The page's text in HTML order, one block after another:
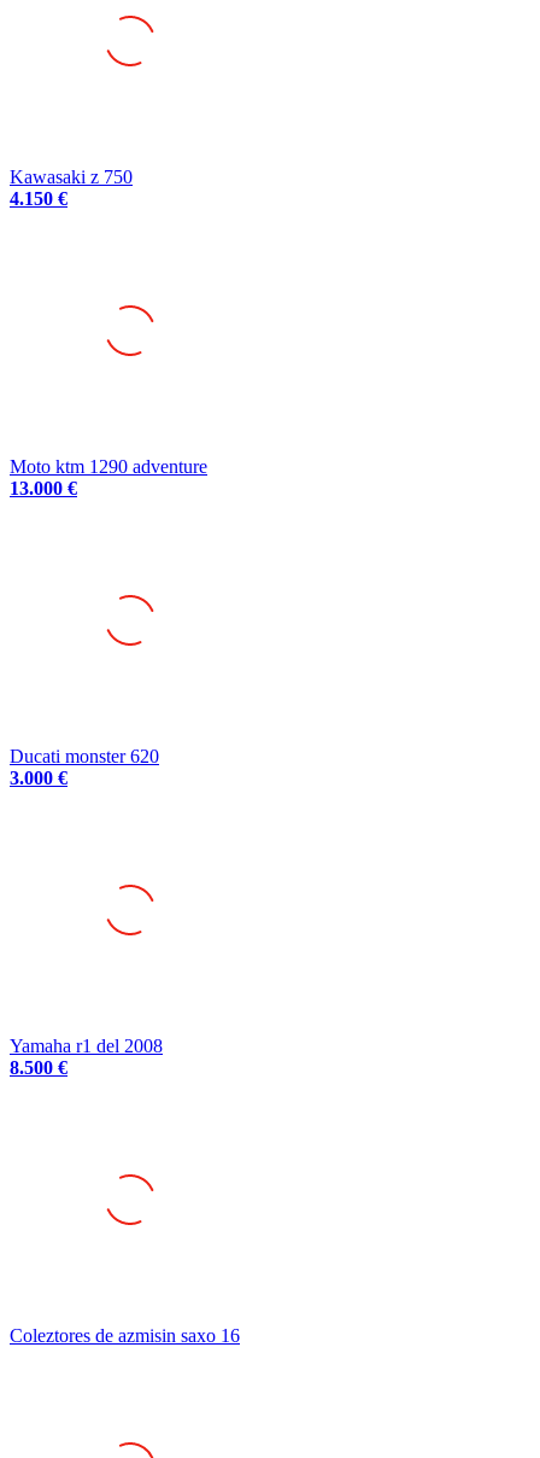
Kawasaki z 750
4.150 €
Moto ktm 1290 adventure
13.000 €
Ducati monster 620
3.000 €
Yamaha r1 del 2008
8.500 €
Coleztores de azmisin saxo 16